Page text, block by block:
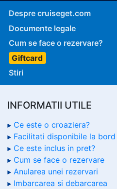
Despre cruiseget.com
Documente legale
Cum se face o rezervare?
Giftcard
Stiri
INFORMATII UTILE
Ce este o croaziera?
Facilitati disponibile la bord
Ce este inclus in pret?
Cum se face o rezervare
Anularea unei rezervari
Imbarcarea si debarcarea